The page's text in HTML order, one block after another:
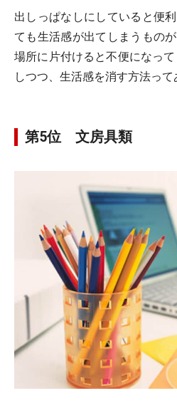
出しっぱなしにしていると便
ても生活感が出てしまうもの
場所に片付けると不便になっ
しつつ、生活感を消す方法って
第5位 文房具類